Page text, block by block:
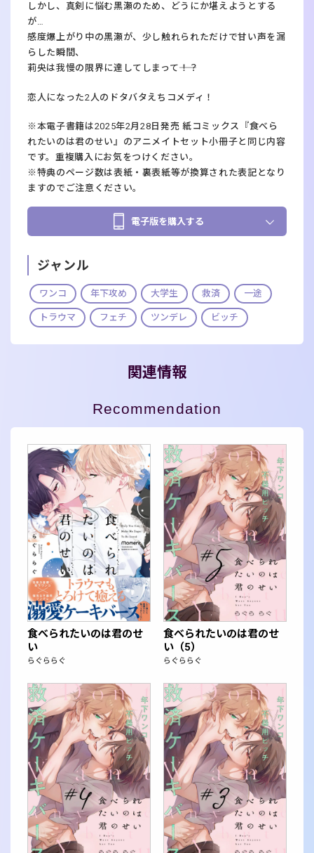
しかし、真剣に悩む黒瀬のため、どうにか堪えようとする
が…
感度爆上がり中の黒瀬が、少し触れられただけで甘い声を漏
らした瞬間、
莉央は我慢の限界に達してしまって――！？
恋人になった2人のドタバタえちコメディ！
※本電子書籍は2025年2月28日発売 紙コミックス『食べら
れたいのは君のせい』のアニメイトセット小冊子と同じ内容
です。重複購入にお気をつけください。
※特典のページ数は表紙・裏表紙等が換算された表記となり
ますのでご注意ください。
電子版を購入する
ジャンル
ワンコ 年下攻め 大学生 救済 一途
トラウマ フェチ ツンデレ ビッチ
関連情報
Recommendation
食べられたいのは君のせ
い
らぐららぐ
食べられたいのは君のせ
い（5）
らぐららぐ